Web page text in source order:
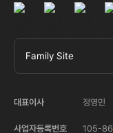
Family Site
대표이사 정영민
사업자등록번호 105-